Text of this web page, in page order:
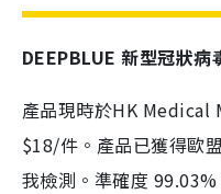
DEEPBLUE 新型冠狀病
產品現時於HK Medical
$18/件。產品已獲得歐
我檢測。準確度